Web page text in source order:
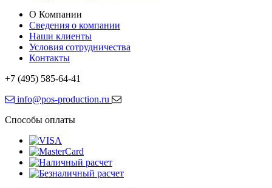
О Компании
Сведения о компании
Наши клиенты
Условия сотрудничества
Контакты
+7 (495) 585-64-41
info@pos-production.ru
Способы оплаты